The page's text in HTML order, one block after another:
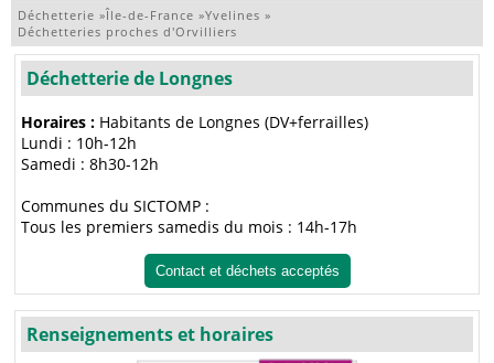
Déchetterie »Île-de-France »Yvelines »
Déchetteries proches d'Orvilliers
Déchetterie de Longnes
Horaires : Habitants de Longnes (DV+ferrailles)
Lundi : 10h-12h
Samedi : 8h30-12h
Communes du SICTOMP :
Tous les premiers samedis du mois : 14h-17h
Contact et déchets acceptés
Renseignements et horaires